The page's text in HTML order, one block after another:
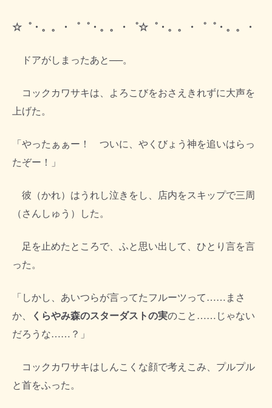
☆゜・。。・゜゜・。。・゜☆゜・。。・゜゜・。。・
ドアがしまったあと──。
コックカワサキは、よろこびをおさえきれずに大声を
上げた。
「やったぁぁー！ ついに、やくびょう神を追いはらっ
たぞー！」
彼（かれ）はうれし泣きをし、店内をスキップで三周
（さんしゅう）した。
足を止めたところで、ふと思い出して、ひとり言を言
った。
「しかし、あいつらが言ってたフルーツって……まさ
か、
くらやみ森のスターダストの実のこと……じゃない
だろうな……？」
コックカワサキはしんこくな顔で考えこみ、プルプル
と首をふった。